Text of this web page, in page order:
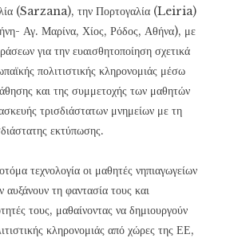
(Sarzana), την Πορτογαλία (Leiria)
Αγ. Μαρίνα, Χίος, Ρόδος, Αθήνα), με
για την ευαισθητοποίηση σχετικά
πολιτιστικής κληρονομιάς μέσω
και της συμμετοχής των μαθητών
τρισδιάστατων μνημείων με τη
εκτύπωσης.
τεχνολογία οι μαθητές νηπιαγωγείων
αυξάνουν τη φαντασία τους και
τους, μαθαίνοντας να δημιουργούν
κληρονομιάς από χώρες της ΕΕ,